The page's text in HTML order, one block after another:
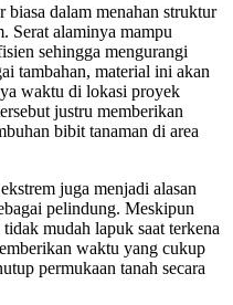
dalam menahan struktur
Serat alaminya mampu
sehingga mengurangi
tambahan, material ini akan
waktu di lokasi proyek
justru memberikan
bibit tanaman di area
juga menjadi alasan
pelindung. Meskipun
mudah lapuk saat terkena
waktu yang cukup
permukaan tanah secara